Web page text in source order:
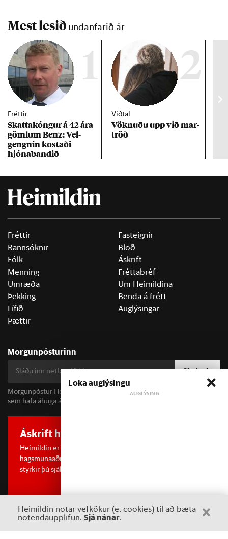
Mest lesið undanfarið ár
1
Fréttir
Skattakóng­ur á 42 ára
göml­um Benz: Vel­
gengn­in kostaði
hjóna­band­ið
2
Viðtal
Vökn­uðu upp við mar­
tröð
Fréttir
Rannsóknir
Fólk
Menning
Umræða
Þekking
Lífið
Þættir
Fasteignir
Blöð
Áskrift
Fréttabréf
Um Heimildina
Benda á frétt
Auglýsingar
Morgunpósturinn
Skrá mig
Morgunpóstur Heimildarinnar berst alla morgna og er fyrir öll þau
sem hafa áhuga á fréttum og þjóðfélagsumræðu.
Áskrift hefur áhrif
Heimildin er í dreifðu eignarhaldi og óháð
hagsmunaaðilum. Með því að kaupa áskrift að Heimildinni
styrkir þú sjálfstæða rannsóknarblaðamennsku.
2026 Sameinaða útgáfufélagið ehf.
á efni miðilsins er óheimil án samþykkis.
Heimildin notar vefkökur (e. cookies) til að bæta
notendaupplifun. Sjá nánar.
Loka auglýsingu